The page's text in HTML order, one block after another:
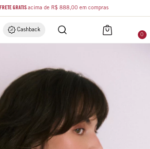
FRETE GRÁTISacima de R$ 888,00 em compras
Cashback
0